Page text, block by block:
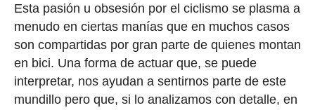
Esta pasión u obsesión por el ciclismo se plasma a
menudo en ciertas manías que en muchos casos
son compartidas por gran parte de quienes montan
en bici. Una forma de actuar que, se puede
interpretar, nos ayudan a sentirnos parte de este
mundillo pero que, si lo analizamos con detalle, en